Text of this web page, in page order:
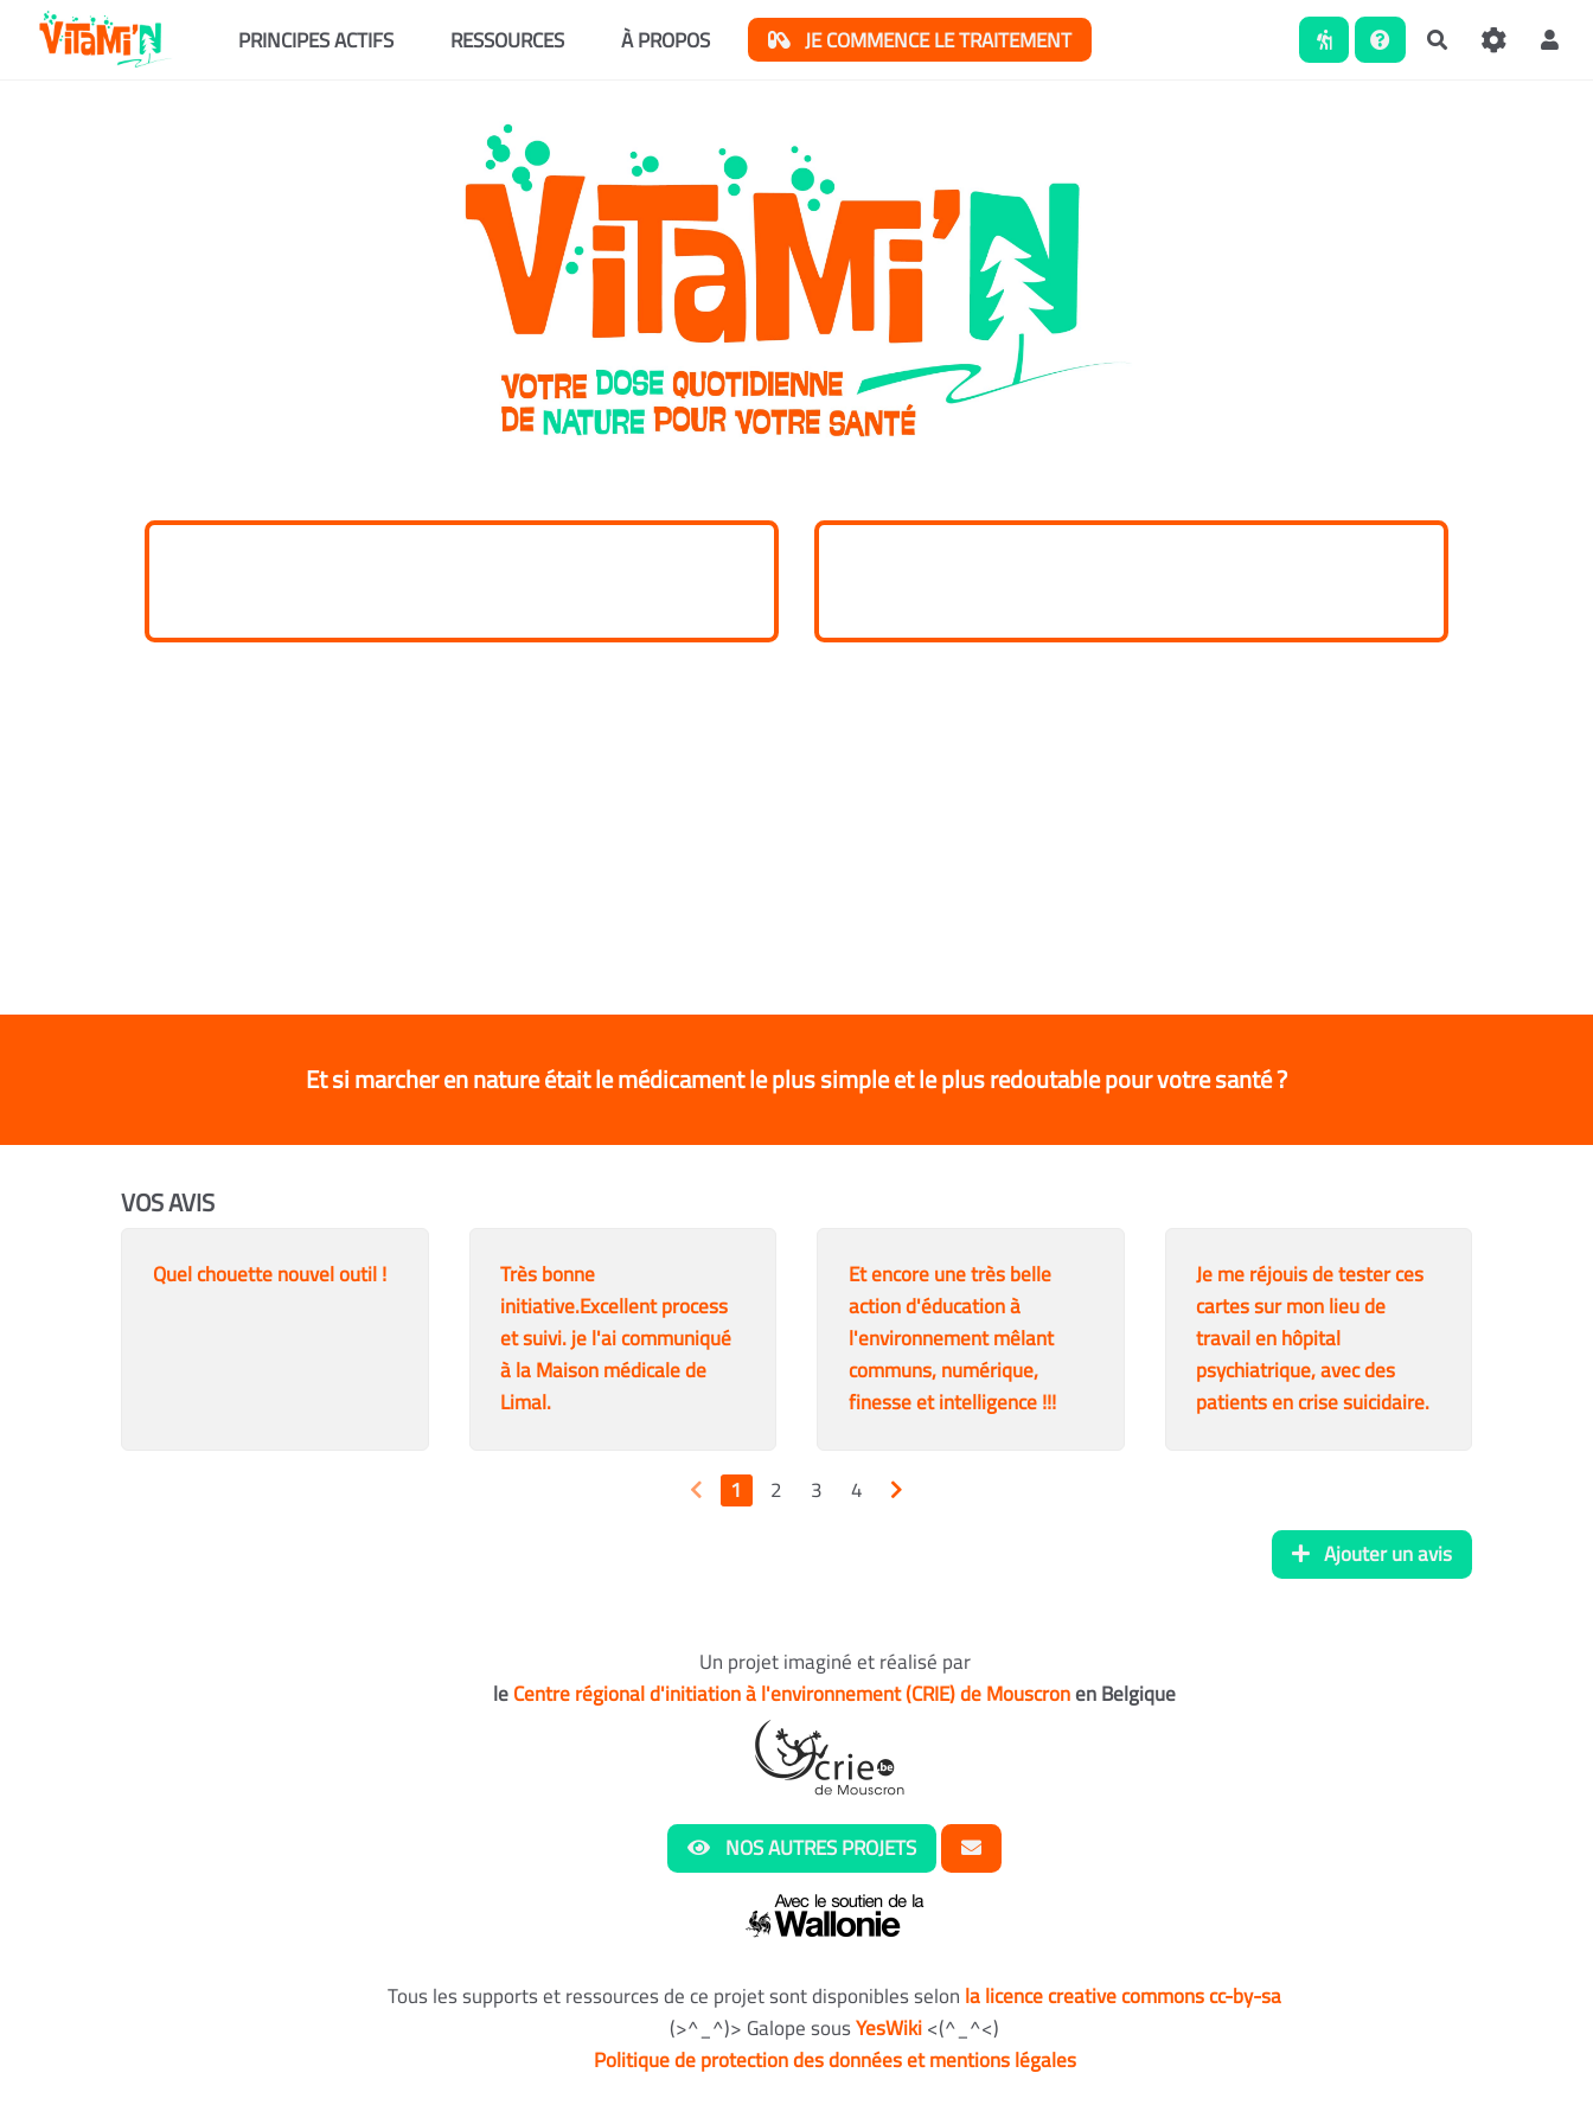
Aller au contenu principalPRINCIPES ACTIFS RESSOURCES À PROPOS JE COMMENCE LE TRAITEMENT Rechercher
Et si marcher en nature était le médicament le plus simple et le plus redoutable pour votre santé ?
VOS AVIS
Quel chouette nouvel outil !
Très bonne
initiative.Excellent process
et suivi. je l'ai communiqué
à la Maison médicale de
Limal.
Et encore une très belle
action d'éducation à
l'environnement mêlant
communs, numérique,
finesse et intelligence !!!
Je me réjouis de tester ces
cartes sur mon lieu de
travail en hôpital
psychiatrique, avec des
patients en crise suicidaire.
1 2 3
4
Ajouter un avis
Un projet imaginé et réalisé par
leCentre régional d'initiation à l'environnement (CRIE) de Mouscronen Belgique
NOS AUTRES PROJETS
Tous les supports et ressources de ce projet sont disponibles selonla licence creative commons cc-by-sa
(>^_^)> Galope sousYesWiki<(^_^<)
Politique de protection des données et mentions légales